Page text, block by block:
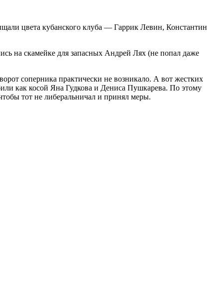
цвета кубанского клуба — Гаррик Левин, Константин
на скамейке для запасных Андрей Лях (не попал даже
соперника практически не возникало. А вот жестких
как косой Яна Гудкова и Дениса Пушкарева. По этому
тот не либеральничал и принял меры.